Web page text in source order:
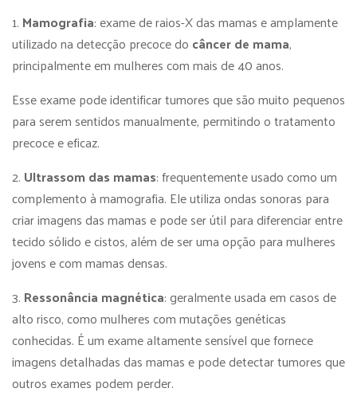
1. Mamografia: exame de raios-X das mamas e amplamente
utilizado na detecção precoce do câncer de mama,
principalmente em mulheres com mais de 40 anos.
Esse exame pode identificar tumores que são muito pequenos
para serem sentidos manualmente, permitindo o tratamento
precoce e eficaz.
2. Ultrassom das mamas: frequentemente usado como um
complemento à mamografia. Ele utiliza ondas sonoras para
criar imagens das mamas e pode ser útil para diferenciar entre
tecido sólido e cistos, além de ser uma opção para mulheres
jovens e com mamas densas.
3. Ressonância magnética: geralmente usada em casos de
alto risco, como mulheres com mutações genéticas
conhecidas. É um exame altamente sensível que fornece
imagens detalhadas das mamas e pode detectar tumores que
outros exames podem perder.